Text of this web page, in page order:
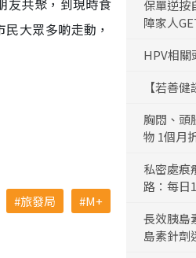
大眾多啲走動，
旅發局 M+
保單逆按
障家人
HPV相關
【若善
胸悶、頭
物 1個月
私密處痕
路：每日
長效胰島
島素針劑